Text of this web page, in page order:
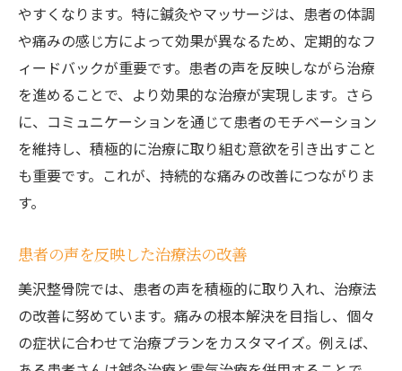
やすくなります。特に鍼灸やマッサージは、患者の体調
や痛みの感じ方によって効果が異なるため、定期的なフ
ィードバックが重要です。患者の声を反映しながら治療
を進めることで、より効果的な治療が実現します。さら
に、コミュニケーションを通じて患者のモチベーション
を維持し、積極的に治療に取り組む意欲を引き出すこと
も重要です。これが、持続的な痛みの改善につながりま
す。
患者の声を反映した治療法の改善
美沢整骨院では、患者の声を積極的に取り入れ、治療法
の改善に努めています。痛みの根本解決を目指し、個々
の症状に合わせて治療プランをカスタマイズ。例えば、